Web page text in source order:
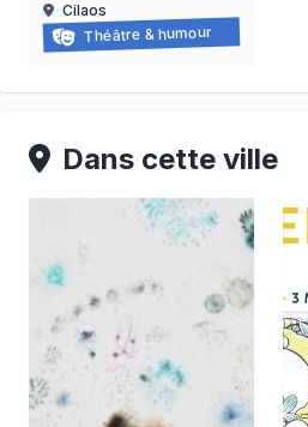
Balade-spectacle à cilaos
05/07/2026 au
Cilaos
Théâtre & humour
Dans cette ville